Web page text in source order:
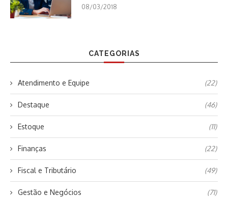
08/03/2018
CATEGORIAS
Atendimento e Equipe (22)
Destaque (46)
Estoque (11)
Finanças (22)
Fiscal e Tributário (49)
Gestão e Negócios (71)